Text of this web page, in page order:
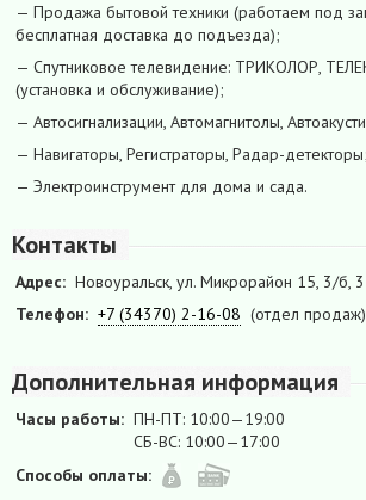
— Продажа бытовой техники (работаем под
бесплатная доставка до подъезда);
— Спутниковое телевидение: ТРИКОЛОР,
(установка и обслуживание);
— Автосигнализации, Автомагнитолы,
— Навигаторы, Регистраторы, Радар-детекторы;
— Электроинструмент для дома и сада.
Контакты
Адрес: Новоуральск, ул. Микрорайон 15, 3/б,
Телефон: +7 (34370) 2-16-08 (отдел продаж)
Дополнительная информация
Часы работы: ПН-ПТ: 10:00—19:00
СБ-ВС: 10:00—17:00
Способы оплаты: